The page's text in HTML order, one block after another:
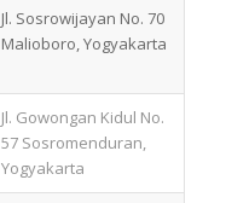
Jl. Sosrowijayan No. 70
Malioboro, Yogyakarta
Jl. Gowongan Kidul No.
57 Sosromenduran,
Yogyakarta